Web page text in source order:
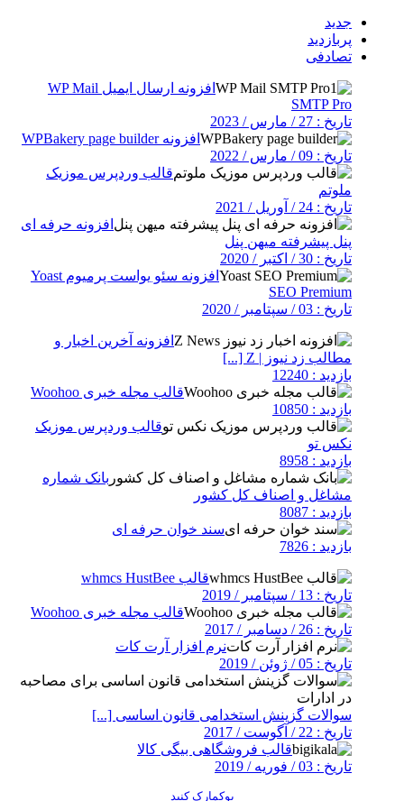
جدید
پربازدید
تصادفی
افزونه ارسال ایمیل WP Mail
SMTP Pro
تاریخ : 27 / مارس / 2023
افزونه WPBakery page builder
تاریخ : 09 / مارس / 2022
قالب وردپرس موزیک
ملوتم
تاریخ : 24 / آوریل / 2021
افزونه حرفه ای
پنل پیشرفته میهن پنل
تاریخ : 30 / اکتبر / 2020
افزونه سئو یواست پرمیوم Yoast
SEO Premium
تاریخ : 03 / سپتامبر / 2020
افزونه آخرین اخبار و
مطالب زد نیوز | Z [...]
بازدید : 12240
قالب مجله خبری Woohoo
بازدید : 10850
قالب وردپرس موزیک
نکس تو
بازدید : 8958
بانک شماره
مشاغل و اصناف کل کشور
بازدید : 8087
سند خوان حرفه ای
بازدید : 7826
قالب whmcs HustBee
تاریخ : 13 / سپتامبر / 2019
قالب مجله خبری Woohoo
تاریخ : 26 / دسامبر / 2017
نرم افزار آرت کات
تاریخ : 05 / ژوئن / 2019
سوالات گزینش استخدامی قانون اساسی [...]
تاریخ : 22 / آگوست / 2017
قالب فروشگاهی بیگی کالا
تاریخ : 03 / فوریه / 2019
بوکمارک کنید